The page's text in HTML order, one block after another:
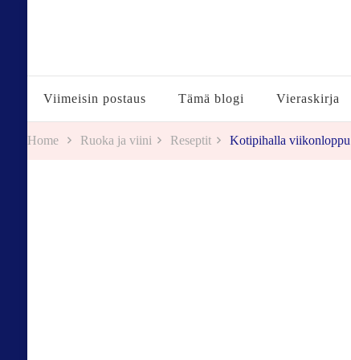
Tuulestatemmattua
Viimeisin postaus Tämä blogi Vieraskirja
Home Ruoka ja viini Reseptit Kotipihalla viikonloppu